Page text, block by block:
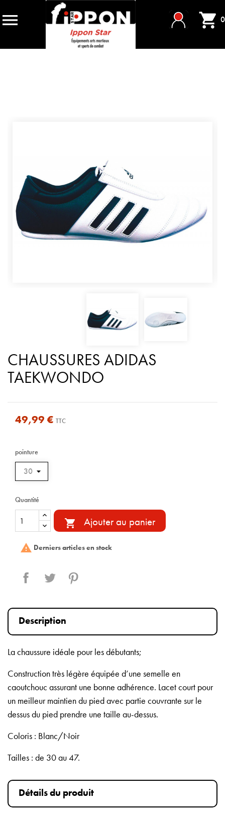
  0
CHAUSSURES ADIDAS
TAEKWONDO
49,99 € TTC
pointure
Quantité
 Ajouter au panier
 Derniers articles en stock
Partager Tweet
Description
La chaussure idéale pour les débutants;
Construction très légère équipée d’une semelle en
caoutchouc assurant une bonne adhérence. Lacet court pour
un meilleur maintien du pied avec partie couvrante sur le
dessus du pied prendre une taille au-dessus.
Coloris : Blanc/Noir
Tailles : de 30 au 47.
Détails du produit